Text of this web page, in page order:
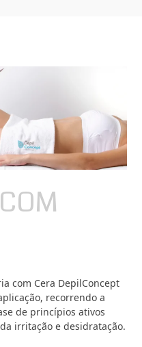
com Cera DepilConcept
recorrendo a
de princípios ativos
irritação e desidratação.